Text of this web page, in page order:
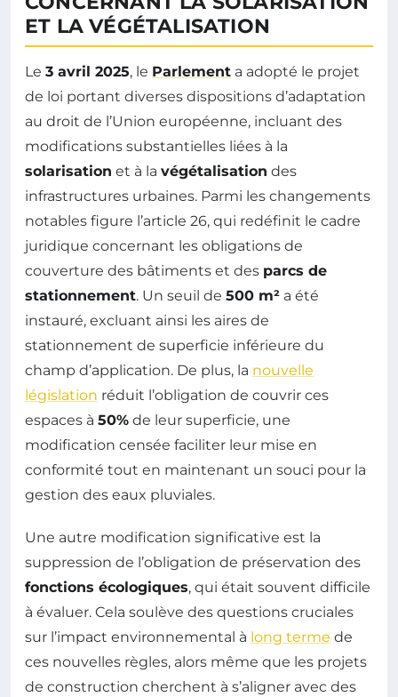
ET LA VÉGÉTALISATION
Le 3 avril 2025, le Parlement a adopté le projet
de loi portant diverses dispositions d’adaptation
au droit de l’Union européenne, incluant des
modifications substantielles liées à la
solarisation et à la végétalisation des
infrastructures urbaines. Parmi les changements
notables figure l’article 26, qui redéfinit le cadre
juridique concernant les obligations de
couverture des bâtiments et des parcs de
stationnement. Un seuil de 500 m² a été
instauré, excluant ainsi les aires de
stationnement de superficie inférieure du
champ d’application. De plus, la nouvelle
législation réduit l’obligation de couvrir ces
espaces à 50% de leur superficie, une
modification censée faciliter leur mise en
conformité tout en maintenant un souci pour la
gestion des eaux pluviales.
Une autre modification significative est la
suppression de l’obligation de préservation des
fonctions écologiques, qui était souvent difficile
à évaluer. Cela soulève des questions cruciales
sur l’impact environnemental à long terme de
ces nouvelles règles, alors même que les projets
de construction cherchent à s’aligner avec des